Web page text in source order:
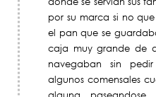
por su marca si no
el pan que se
caja muy grande de
navegaban sin
algunos comensales